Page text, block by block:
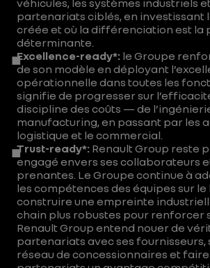
véhicules, les systèmes industriels
partenariats ciblés, en investissant
créée et où la différenciation est la
déterminante.
Excellence-ready*: le Groupe
de son modèle en déployant
opérationnelle dans toutes les
signifie de progresser sur
discipline des coûts — de
manufacturing, en passant par les
logistique et le commercial.
Trust-ready*: Renault Group reste
engagé envers ses collaborateurs
prenantes. Le Groupe continue à
les compétences des équipes sur
construire une empreinte
chain plus robustes pour renforcer
Renault Group entend nouer de
partenariats avec ses fournisseurs,
réseau de concessionnaires et
ad
y :
so
ute
nir
la
cr
ois
sa
nc
e
pa
r
Te
ch-
re
ad
y :
Ex
cel